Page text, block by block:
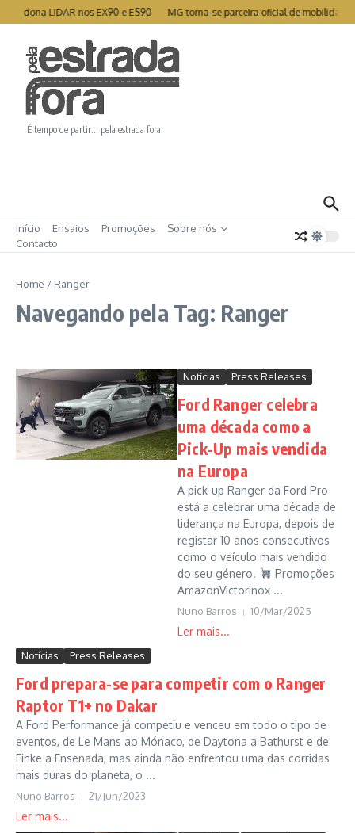
Ir para o conteúdo
LIDAR nos EX90 e ES90 MG torna-se parceira oficial de mobilidade
É tempo de partir… pela estrada fora.
Início Ensaios Promoções
Sobre nós
Contacto
Home / Ranger
Navegando pela Tag: Ranger
Notícias Press Releases
Ford Ranger celebra
uma década como a
Pick-Up mais vendida
na Europa
A pick-up Ranger da Ford Pro
está a celebrar uma década de
liderança na Europa, depois de
registar 10 anos consecutivos
como o veículo mais vendido
do seu género.
Promoções
AmazonVictorinox ...
Nuno Barros 10/Mar/2025
Notícias Press Releases
Ford prepara-se para competir com o Ranger
Raptor T1+ no Dakar
A Ford Performance já competiu e venceu em todo o tipo de
eventos, de Le Mans ao Mónaco, de Daytona a Bathurst e de
Finke a Ensenada, mas ainda não enfrentou uma das corridas
mais duras do planeta, o ...
Nuno Barros 21/Jun/2023